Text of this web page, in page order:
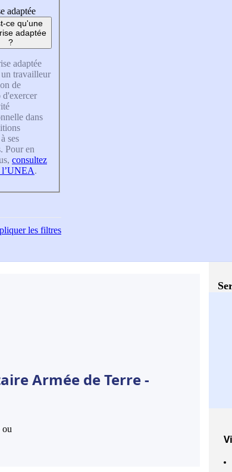
adaptée
ce qu'une
adaptée
?
adaptée
travailleur
de
d'exercer
dans
ses
Pour en
consultez
l’UNEA.
les filtres
Armée de Terre -
ou